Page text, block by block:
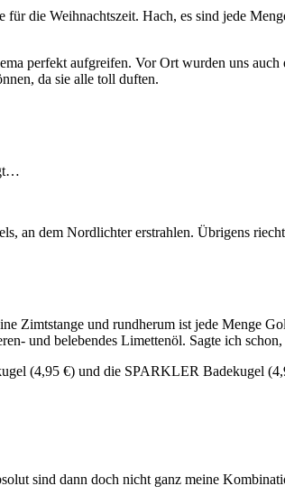
die Weihnachtszeit. Hach, es sind jede
perfekt aufgreifen. Vor Ort wurden uns
da sie alle toll duften.
an dem Nordlichter erstrahlen. Übrigens
Zimtstange und rundherum ist jede Menge
und belebendes Limettenöl. Sagte ich
(4,95 €) und die SPARKLER Badekugel
sind dann doch nicht ganz meine